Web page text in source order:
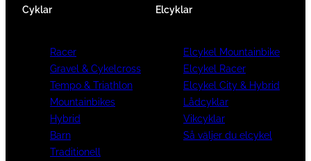
Cyklar
Racer
Gravel & Cykelcross
Tempo & Triathlon
Mountainbikes
Hybrid
Barn
Traditionell
Elcyklar
Elcykel Mountainbike
Elcykel Racer
Elcykel City & Hybrid
Lådcyklar
Vikcyklar
Så väljer du elcykel